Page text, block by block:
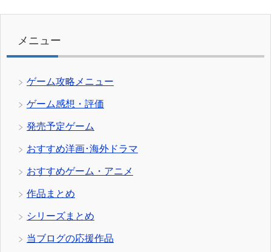
リ
メニュー
ゲーム攻略メニュー
ゲーム感想・評価
発売予定ゲーム
おすすめ洋画･海外ドラマ
おすすめゲーム・アニメ
作品まとめ
シリーズまとめ
当ブログの応援作品